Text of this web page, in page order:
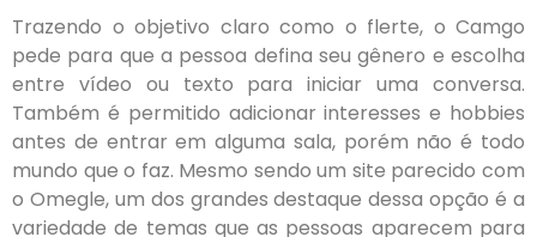
Trazendo o objetivo claro como o flerte, o Camgo
pede para que a pessoa defina seu gênero e escolha
entre vídeo ou texto para iniciar uma conversa.
Também é permitido adicionar interesses e hobbies
antes de entrar em alguma sala, porém não é todo
mundo que o faz. Mesmo sendo um site parecido com
o Omegle, um dos grandes destaque dessa opção é a
variedade de temas que as pessoas aparecem para